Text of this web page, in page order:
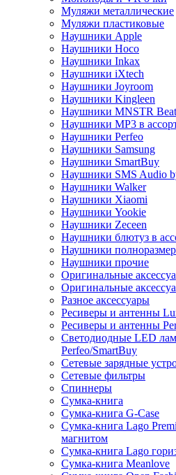
Муляжи металлические
Муляжи пластиковые
Наушники Apple
Наушники Hoco
Наушники Inkax
Наушники iXtech
Наушники Joyroom
Наушники Kingleen
Наушники MNSTR
Наушники MP3 в
Наушники Perfeo
Наушники Samsung
Наушники SmartBuy
Наушники SMS Audio
Наушники Walker
Наушники Xiaomi
Наушники Yookie
Наушники Zeceen
Наушники блютуз в
Наушники
Наушники прочие
Оригинальные
Оригинальные
Разное аксессуары
Ресиверы и антенны
Ресиверы и антенны
Светодиодные LED
Perfeo/SmartBuy
Сетевые зарядные
Сетевые фильтры
Спиннеры
Сумка-книга
Сумка-книга G-Case
Сумка-книга Lago
магнитом
Сумка-книга Lago
Сумка-книга Meanlove